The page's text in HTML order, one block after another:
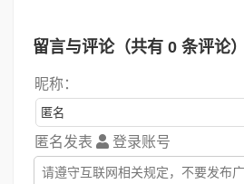
留言与评论（共有 0 条评论）
昵称：
匿名发表 登录账号